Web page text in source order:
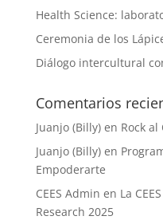
Health Science:
Ceremonia de los
Diálogo intercultural
Comentarios
Juanjo (Billy)en Rock al
Juanjo (Billy)en
Empoderarte
CEES Admin en La
Research 2025